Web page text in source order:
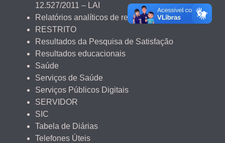
12.527/2011 – LAI
Relatórios analíticos de renúncia fiscal
RESTRITO
Resultados da Pesquisa de Satisfação
Resultados educacionais
Saúde
Serviços de Saúde
Serviços Públicos Digitais
SERVIDOR
SIC
Tabela de Diárias
Telefones Úteis